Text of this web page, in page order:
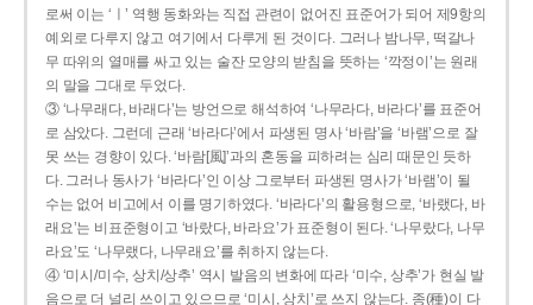
로써 이는 ‘ㅣ’ 역행 동화와는 직접 관련이 없어진 표준어가 되어 제9항의
예외로 다루지 않고 여기에서 다루게 된 것이다. 그러나 밤나무, 떡갈나
무 따위의 열매를 싸고 있는 술잔 모양의 받침을 뜻하는 ‘깍정이’는 원래
의 말을 그대로 두었다.
③ ‘나무래다, 바래다’는 방언으로 해석하여 ‘나무라다, 바라다’를 표준어
로 삼았다. 그런데 근래 ‘바라다’에서 파생된 명사 ‘바람’을 ‘바램’으로 잘
못 쓰는 경향이 있다. ‘바람[風]’과의 혼동을 피하려는 심리 때문인 듯하
다. 그러나 동사가 ‘바라다’인 이상 그로부터 파생된 명사가 ‘바램’이 될
수는 없어 비고에서 이를 명기하였다. ‘바라다’의 활용형으로, ‘바랬다, 바
래요’는 비표준형이고 ‘바랐다, 바라요’가 표준형이 된다. ‘나무랐다, 나무
라요’도 ‘나무랬다, 나무래요’를 취하지 않는다.
④ ‘미시/미수, 상치/상추’ 역시 발음의 변화에 따라 ‘미수, 상추’가 현실 발
음으로 더 널리 쓰이고 있으므로 ‘미시, 상치’로 쓰지 않는다. 종(種)이 다